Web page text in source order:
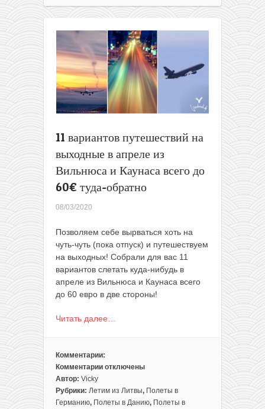
билетов
Литвы
всего
от
45€
в
две
стороны
11 вариантов путешествий на
выходные в апреле из
Вильнюса и Каунаса всего до
60€ туда-обратно
08/03/2020
Позволяем себе вырваться хоть на
чуть-чуть (пока отпуск) и путешествуем
на выходных! Собрали для вас 11
вариантов слетать куда-нибудь в
апреле из Вильнюса и Каунаса всего
до 60 евро в две стороны!
Читать далее…
Комментарии:
Комментарии
к
записи
11
отключены
Автор: Vicky
Рубрики: Летим из Литвы, Полеты в
Германию, Полеты в Данию, Полеты в